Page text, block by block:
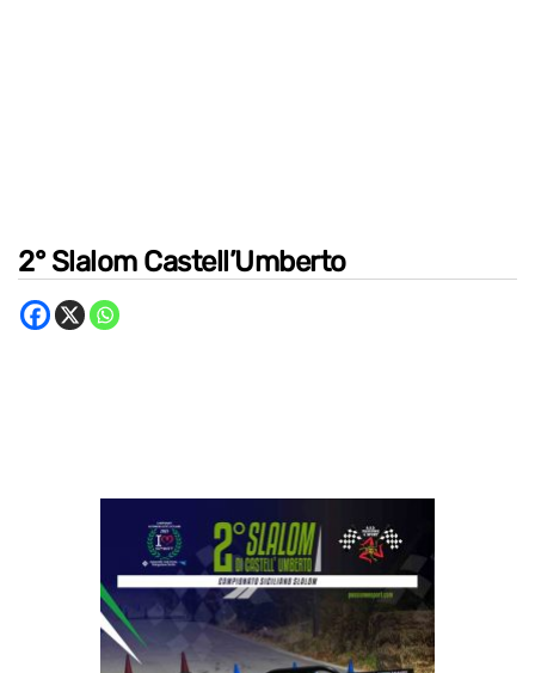
2° Slalom Castell’Umberto